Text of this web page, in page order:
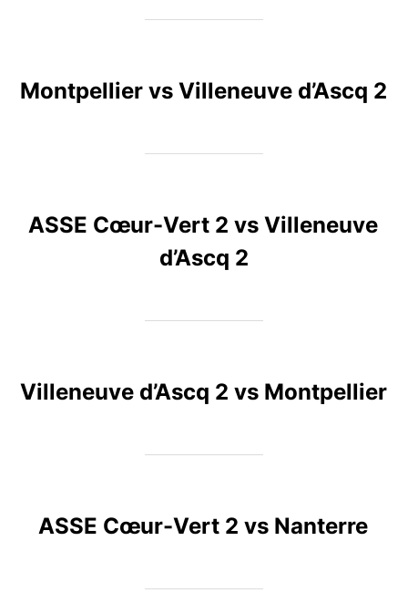
Montpellier vs Villeneuve d’Ascq 2
ASSE Cœur-Vert 2 vs Villeneuve
d’Ascq 2
Villeneuve d’Ascq 2 vs Montpellier
ASSE Cœur-Vert 2 vs Nanterre